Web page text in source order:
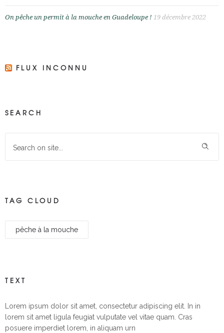
On pêche un permit à la mouche en Guadeloupe ! 19 décembre 2022
FLUX INCONNU
SEARCH
TAG CLOUD
pêche à la mouche
TEXT
Lorem ipsum dolor sit amet, consectetur adipiscing elit. In in
lorem sit amet ligula feugiat vulputate vel vitae quam. Cras
posuere imperdiet lorem, in aliquam urn